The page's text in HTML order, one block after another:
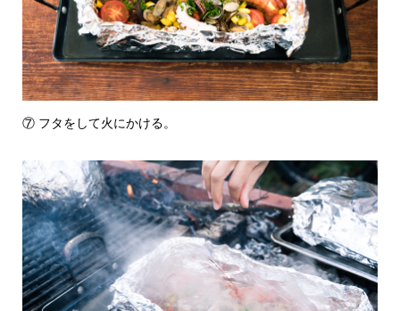
⑦ フタをして火にかける。